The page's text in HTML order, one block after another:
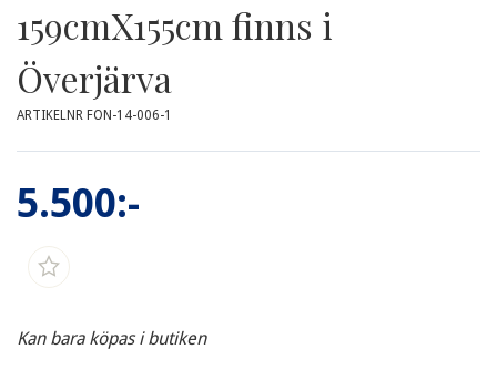
159cmX155cm finns i
Överjärva
ARTIKELNR FON-14-006-1
5.500:-
Kan bara köpas i butiken